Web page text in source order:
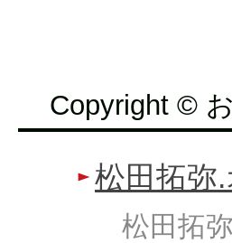
Copyright ©
松田拓弥
松田拓